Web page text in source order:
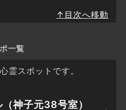
↑目次へ移動
一覧
霊スポットです。
神子元38号室）